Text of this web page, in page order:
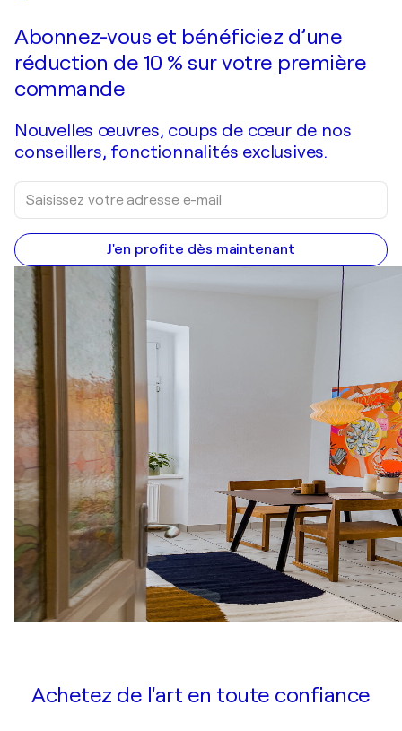
Abonnez-vous et bénéficiez d’une
réduction de 10 % sur votre première
commande
Nouvelles œuvres, coups de cœur de nos
conseillers, fonctionnalités exclusives.
J'en profite dès maintenant
Achetez de l'art en toute confiance